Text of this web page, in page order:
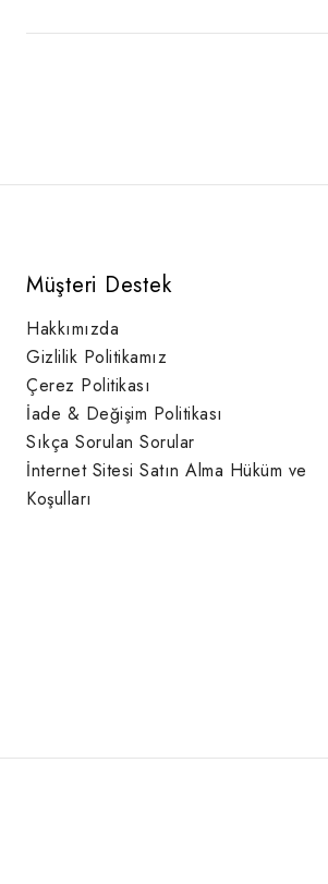
Müşteri Destek
Hakkımızda
Gizlilik Politikamız
Çerez Politikası
İade & Değişim Politikası
Sıkça Sorulan Sorular
İnternet Sitesi Satın Alma Hüküm ve
Koşulları